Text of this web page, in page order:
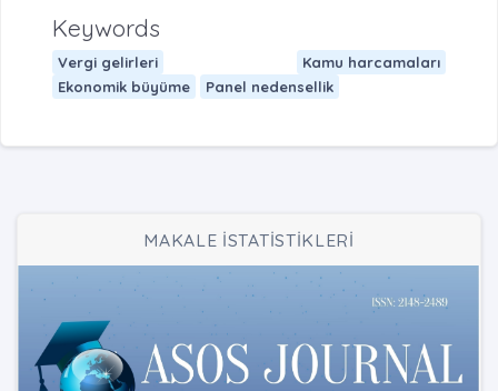
Keywords
Vergi gelirleri
Kamu harcamaları
Ekonomik büyüme
Panel nedensellik
MAKALE İSTATİSTİKLERİ